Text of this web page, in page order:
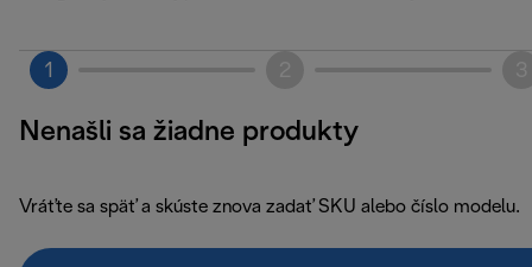
1
Nenašli sa žiadne produkty
Vráťte sa späť a skúste znova zadať SKU alebo číslo modelu.